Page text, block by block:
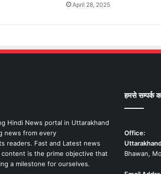
April 28, 2025
Hindi News portal in Uttarakhand
news from every
readers. Fast and Latest news
is the prime objective that
a milestone for ourselves.
हमसे सम्पर्क
Office:
Bhawan,